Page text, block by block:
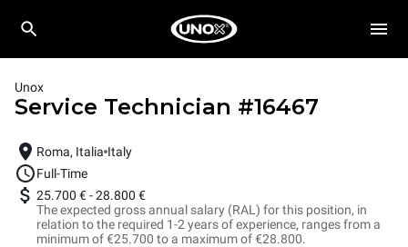
Unox
Service Technician #16467
Roma, Italia Italy
Full-Time
25.700 €-28.800 €
The expected gross annual salary (RAL) for this position, in
relation to the required 1-2 years of experience, ranges from a
minimum of €25.700 to a maximum of €28.800.